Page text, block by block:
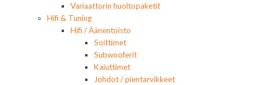
Variaattorin huoltopaketit
Hifi & Tuning
Hifi / Äänentoisto
Soittimet
Subwooferit
Kaiuttimet
Johdot / pientarvikkeet